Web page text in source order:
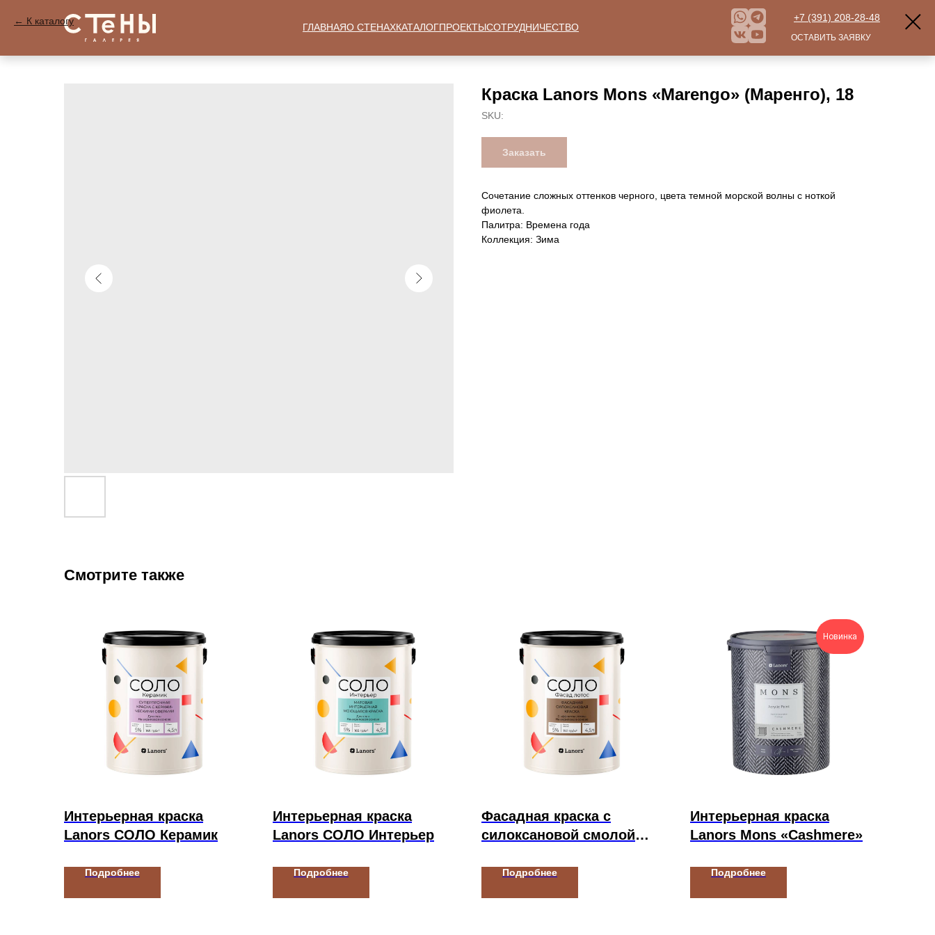
К каталогу
Краска Lanors Mons «Marengo» (Маренго), 18
SKU:
Заказать
Сочетание сложных оттенков черного, цвета темной морской волны с ноткой
фиолета.
Палитра: Времена года
Коллекция: Зима
Смотрите также
Интерьерная краска
Lanors СОЛО Керамик
Подробнее
Интерьерная краска
Lanors СОЛО Интерьер
Подробнее
Фасадная краска с
силоксановой смолой
Подробнее
Новинка
Интерьерная краска
Lanors Mons «Cashmere»
Подробнее
ГЛАВНАЯО СТЕНАХКАТАЛОГПРОЕКТЫСОТРУДНИЧЕСТВО
+7 (391) 208-28-48
ОСТАВИТЬ ЗАЯВКУ